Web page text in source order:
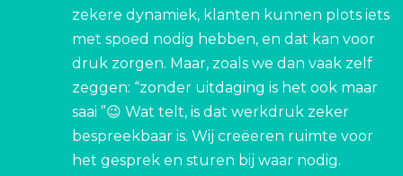
zekere dynamiek, klanten kunnen plots iets
met spoed nodig hebben, en dat kan voor
druk zorgen. Maar, zoals we dan vaak zelf
zeggen: “zonder uitdaging is het ook maar
saai ”😉 Wat telt, is dat werkdruk zeker
bespreekbaar is. Wij creëeren ruimte voor
het gesprek en sturen bij waar nodig.